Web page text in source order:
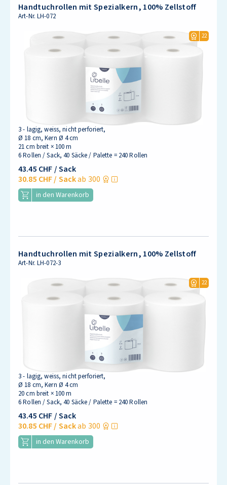
Handtuchrollen mit Spezialkern, 100% Zellstoff
Art-Nr.LH-072
22
3 - lagig, weiss, nicht perforiert,
Ø 18 cm, Kern Ø 4 cm
21 cm breit × 100 m
6 Rollen / Sack, 40 Säcke / Palette = 240 Rollen
43.45 CHF/ Sack
30.85 CHF/ Sackab 300
in den Warenkorb
Handtuchrollen mit Spezialkern, 100% Zellstoff
Art-Nr.LH-072-3
22
3 - lagig, weiss, nicht perforiert,
Ø 18 cm, Kern Ø 4 cm
20 cm breit × 100 m
6 Rollen / Sack, 40 Säcke / Palette = 240 Rollen
43.45 CHF/ Sack
30.85 CHF/ Sackab 300
in den Warenkorb